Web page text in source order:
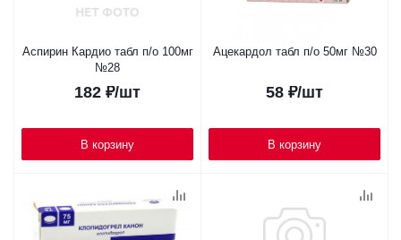
Аспирин Кардио табл п/о 100мг
№28
182 ₽/шт
В корзину
Ацекардол табл п/о 50мг №30
58 ₽/шт
В корзину